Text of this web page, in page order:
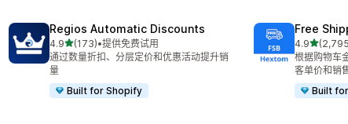
Regios Automatic Discounts
4.9星（满分 5 星）
(173)
总共 173 条评论
•提供免费试用
通过数量折扣、分层定价和优惠活动提升销
量
Built for Shopify
Free
4.9星（满
总共 2795
根据购物车
客单价和销
Built